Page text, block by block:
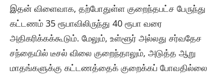
இதன் விளைவாக, தற்போதுள்ள குறைந்தபட்ச பேருந்து
கட்டணம் 35 ரூபாவிலிருந்து 40 ரூபா வரை
அதிகரிக்கக்கூடும். மேலும், உள்ளூர் அல்லது சர்வதேச
சந்தையில் டீசல் விலை குறைந்தாலும், அடுத்த ஆறு
மாதங்களுக்கு கட்டணத்தைக் குறைக்கப் போவதில்லை